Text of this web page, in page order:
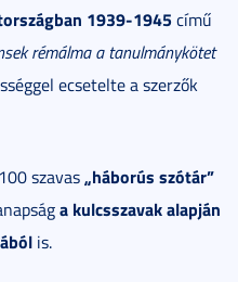
1939-1945című
rémálma a tanulmánykötet
ecsetelte a szerzők
szavas „háborús szótár”
a kulcsszavak alapján
is.